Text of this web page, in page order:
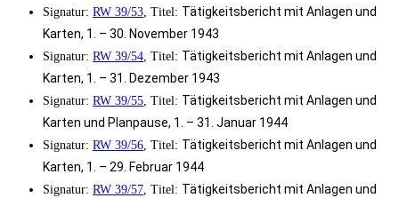
Signatur: RW 39/53, Titel: Tätigkeitsbericht mit Anlagen und
Karten, 1. – 30. November 1943
Signatur: RW 39/54, Titel: Tätigkeitsbericht mit Anlagen und
Karten, 1. – 31. Dezember 1943
Signatur: RW 39/55, Titel: Tätigkeitsbericht mit Anlagen und
Karten und Planpause, 1. – 31. Januar 1944
Signatur: RW 39/56, Titel: Tätigkeitsbericht mit Anlagen und
Karten, 1. – 29. Februar 1944
Signatur: RW 39/57, Titel: Tätigkeitsbericht mit Anlagen und